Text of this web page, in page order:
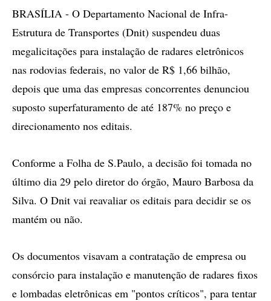
BRASÍLIA - O Departamento Nacional de Infra-
Estrutura de Transportes (Dnit) suspendeu duas
megalicitações para instalação de radares eletrônicos
nas rodovias federais, no valor de R$ 1,66 bilhão,
depois que uma das empresas concorrentes denunciou
suposto superfaturamento de até 187% no preço e
direcionamento nos editais.
Conforme a Folha de S.Paulo, a decisão foi tomada no
último dia 29 pelo diretor do órgão, Mauro Barbosa da
Silva. O Dnit vai reavaliar os editais para decidir se os
mantém ou não.
Os documentos visavam a contratação de empresa ou
consórcio para instalação e manutenção de radares fixos
e lombadas eletrônicas em "pontos críticos", para tentar